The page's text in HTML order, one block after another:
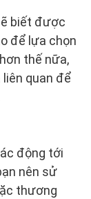
biết được
để lựa chọn
thế nữa,
quan để
động tới
nên sử
thương